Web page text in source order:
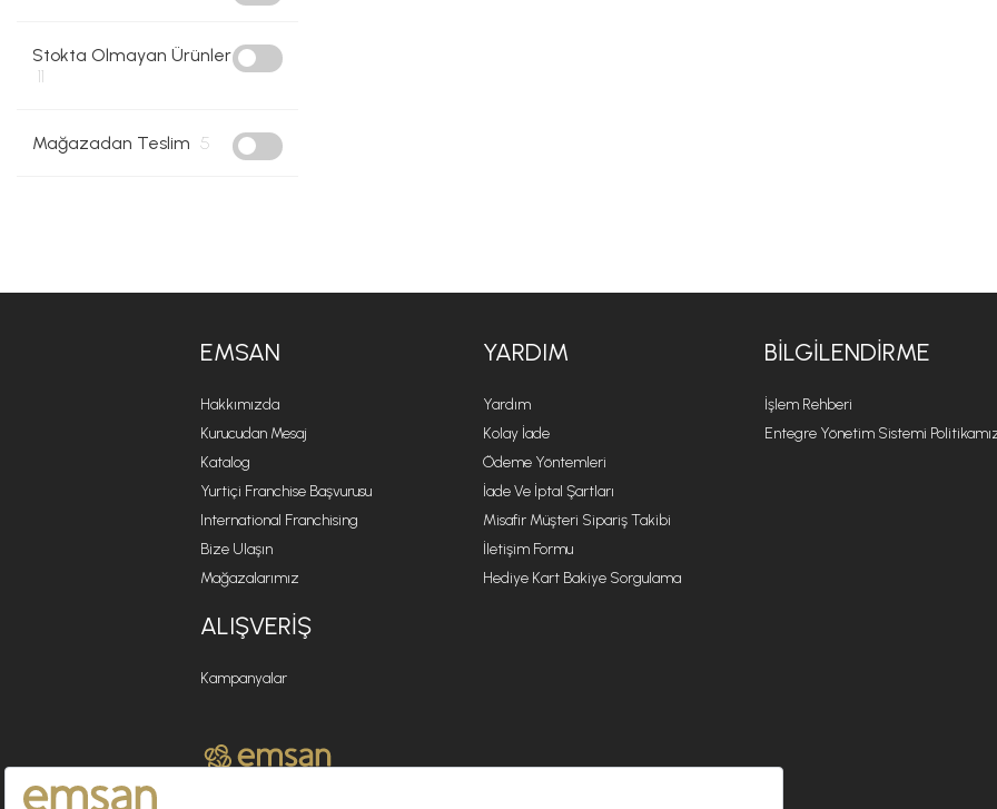
Stokta Olmayan Ürünler
11
Mağazadan Teslim 5
EMSAN
Hakkımızda
Kurucudan Mesaj
Katalog
Yurtiçi Franchise Başvurusu
International Franchising
Bize Ulaşın
Mağazalarımız
YARDIM
Yardım
Kolay İade
Ödeme Yöntemleri
İade Ve İptal Şartları
Misafir Müşteri Sipariş Takibi
İletişim Formu
Hediye Kart Bakiye Sorgulama
BILGILENDIRME
İşlem Rehberi
Entegre Yönetim Sistemi
ALIŞVERIŞ
Kampanyalar